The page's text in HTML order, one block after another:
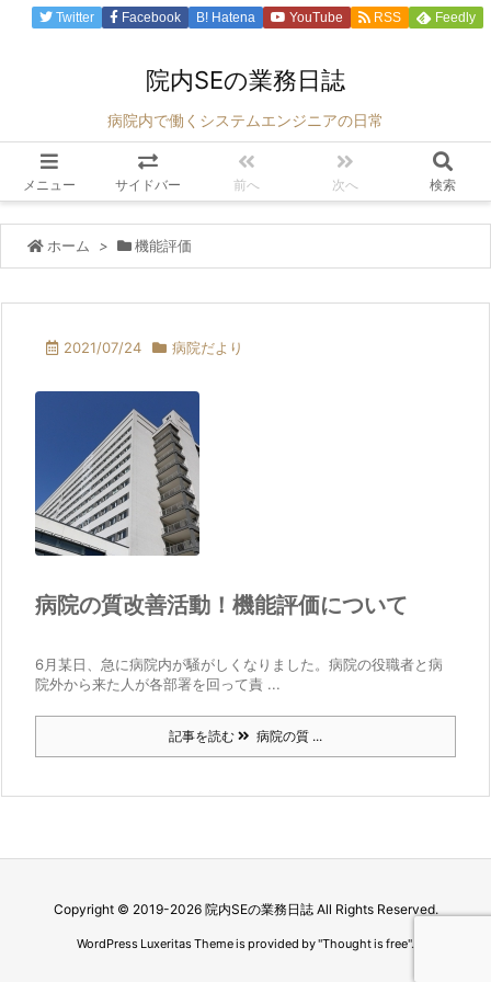
院内SEの業務日誌
病院内で働くシステムエンジニアの日常
メニュー サイドバー 前へ 次へ 検索
Twitter Facebook B! Hatena YouTube RSS Feedly
ホーム > 機能評価
2021/07/24 病院だより
病院の質改善活動！機能評価について
6月某日、急に病院内が騒がしくなりました。病院の役職者と病
院外から来た人が各部署を回って責 ...
記事を読む 病院の質 ...
Copyright © 2019-2026 院内SEの業務日誌All Rights Reserved.
WordPress Luxeritas Theme is provided by "Thought is free".